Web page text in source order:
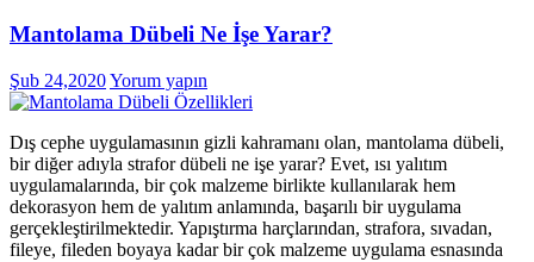
Mantolama Dübeli Ne İşe Yarar?
Şub 24,2020Yorum yapın
Dış cephe uygulamasının gizli kahramanı olan, mantolama dübeli,
bir diğer adıyla strafor dübeli ne işe yarar? Evet, ısı yalıtım
uygulamalarında, bir çok malzeme birlikte kullanılarak hem
dekorasyon hem de yalıtım anlamında, başarılı bir uygulama
gerçekleştirilmektedir. Yapıştırma harçlarından, strafora, sıvadan,
fileye, fileden boyaya kadar bir çok malzeme uygulama esnasında